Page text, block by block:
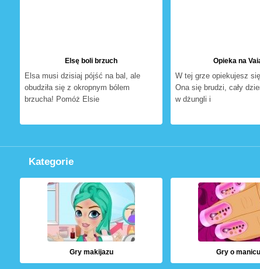
Elsę boli brzuch
Elsa musi dzisiaj pójść na bal, ale
obudziła się z okropnym bólem
brzucha! Pomóż Elsie
Opieka na
W tej grze opiekujesz
Ona się brudzi, cały
w dżungli i
Kategorie
Gry makijazu Gry o